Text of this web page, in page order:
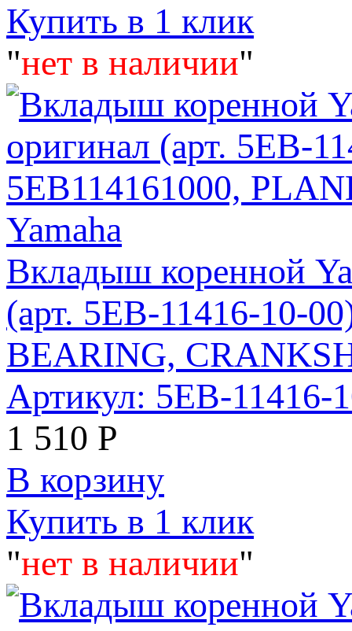
Купить в 1 клик
"нет в наличии"
Вкладыш коренной
(арт. 5EB-11416-10-
BEARING,
Артикул: 5EB-11416-
1 510 Р
В корзину
Купить в 1 клик
"нет в наличии"